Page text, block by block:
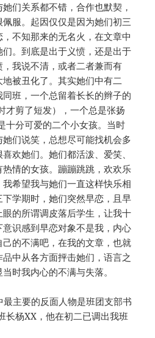
们关系都不错，合作也默契，
服。起因仅仅是因为她们初三
不知那来的无名火，在文章中
。到底是出于义愤，还是出于
我说不清，或者二者兼而有
被丑化了。其实她们中有二
班，一个总留着长长的辫子的
才剪了短发），一个总是张扬
十分可爱的二个小女孩。当时
们说笑，总想尽可能找机会多
欢她们。她们都活泼、爱笑、
情的女孩。蹦蹦跳跳，欢欢乐
希望我与她们一直这样快乐相
学期时，她们突然早恋，且早
的所谓调皮落后学生，让我十
识感到早恋对象不是我，内心
的不满吧，在我的文章，也就
中从各方面抨击她们，语言之
时我内心的不满与失落。
主要的反面人物是班团支部书
长杨XX，他在初二已调出我班